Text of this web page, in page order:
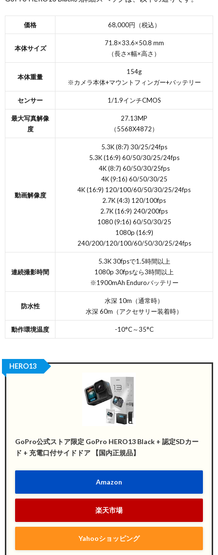
価格 68,000円（税込）
本体サイズ
71.8×33.6×50.8 mm
（長さ×幅×高さ）
本体重量
154g
※カメラ本体+マウントフィンガー+バッテリー
センサー 1/1.9インチCMOS
最大写真解像
度
27.13MP
（5568X4872）
動画解像度
5.3K (8:7) 30/25/24fps
5.3K (16:9) 60/50/30/25/24fps
4K (8:7) 60/50/30/25fps
4K (9:16) 60/50/30/25
4K (16:9) 120/100/60/50/30/25/24fps
2.7K (4:3) 120/100fps
2.7K (16:9) 240/200fps
1080 (9:16) 60/50/30/25
1080p (16:9)
240/200/120/100/60/50/30/25/24fps
連続撮影時間
5.3K 30fpsで1.5時間以上
1080p 30fpsなら3時間以上
※1900mAh Enduroバッテリー
防水性
水深 10m（通常時）
水深 60m（アクセサリー装着時）
動作環境温度 -10°C～35°C
GoPro公式ストア限定 GoPro HERO13 Black + 認定SDカー
ド + 充電口付サイドドア 【国内正規品】
Amazon
楽天市場
Yahooショッピング
HERO13